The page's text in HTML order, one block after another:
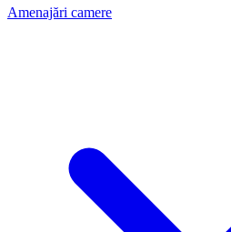
Amenajări camere